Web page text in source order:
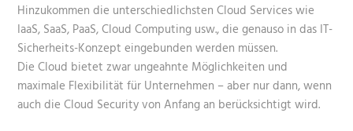
Hinzukommen die unterschiedlichsten Cloud Services wie
IaaS, SaaS, PaaS, Cloud Computing usw., die genauso in das IT-
Sicherheits-Konzept eingebunden werden müssen.
Die Cloud bietet zwar ungeahnte Möglichkeiten und
maximale Flexibilität für Unternehmen – aber nur dann, wenn
auch die Cloud Security von Anfang an berücksichtigt wird.